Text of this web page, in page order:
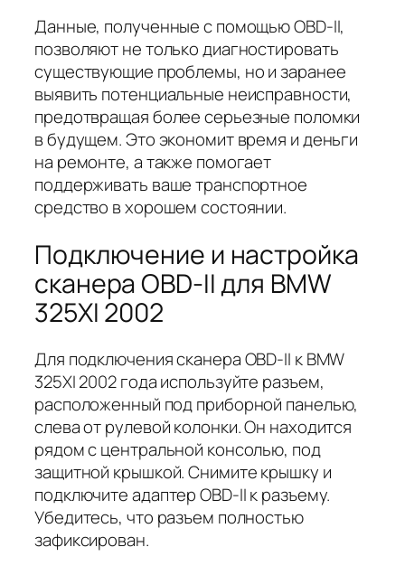
Данные, полученные с помощью OBD-II,
позволяют не только диагностировать
существующие проблемы, но и заранее
выявить потенциальные неисправности,
предотвращая более серьезные поломки
в будущем. Это экономит время и деньги
на ремонте, а также помогает
поддерживать ваше транспортное
средство в хорошем состоянии.
Подключение и настройка
сканера OBD-II для BMW
325XI 2002
Для подключения сканера OBD-II к BMW
325XI 2002 года используйте разъем,
расположенный под приборной панелью,
слева от рулевой колонки. Он находится
рядом с центральной консолью, под
защитной крышкой. Снимите крышку и
подключите адаптер OBD-II к разъему.
Убедитесь, что разъем полностью
зафиксирован.